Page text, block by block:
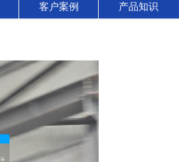
客户案例 产品知识